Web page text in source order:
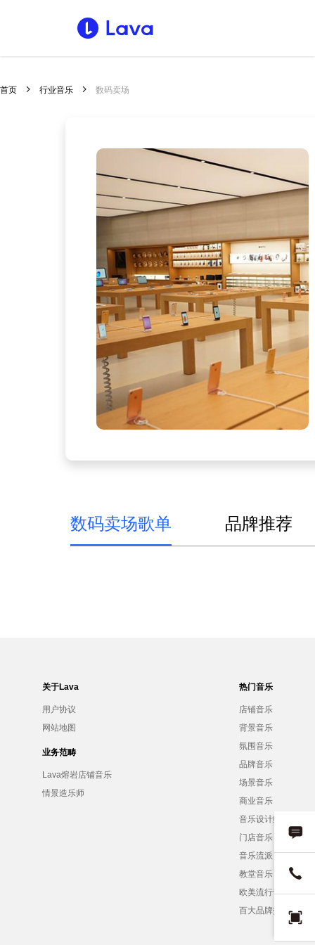
首页 行业音乐 数码卖场
数码卖场歌单 品牌推荐
关于Lava
用户协议
网站地图
业务范畴
Lava熔岩店铺音乐
情景造乐师
热门音乐
店铺音乐
背景音乐
氛围音乐
品牌音乐
场景音乐
商业音乐
音乐设计师
门店音乐
音乐流派
教堂音乐
欧美流行音乐
百大品牌招募